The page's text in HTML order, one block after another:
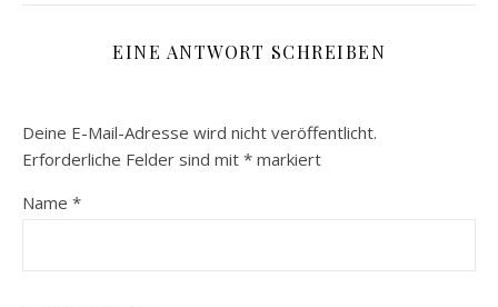
EINE ANTWORT SCHREIBEN
Deine E-Mail-Adresse wird nicht veröffentlicht.
Erforderliche Felder sind mit * markiert
Name *